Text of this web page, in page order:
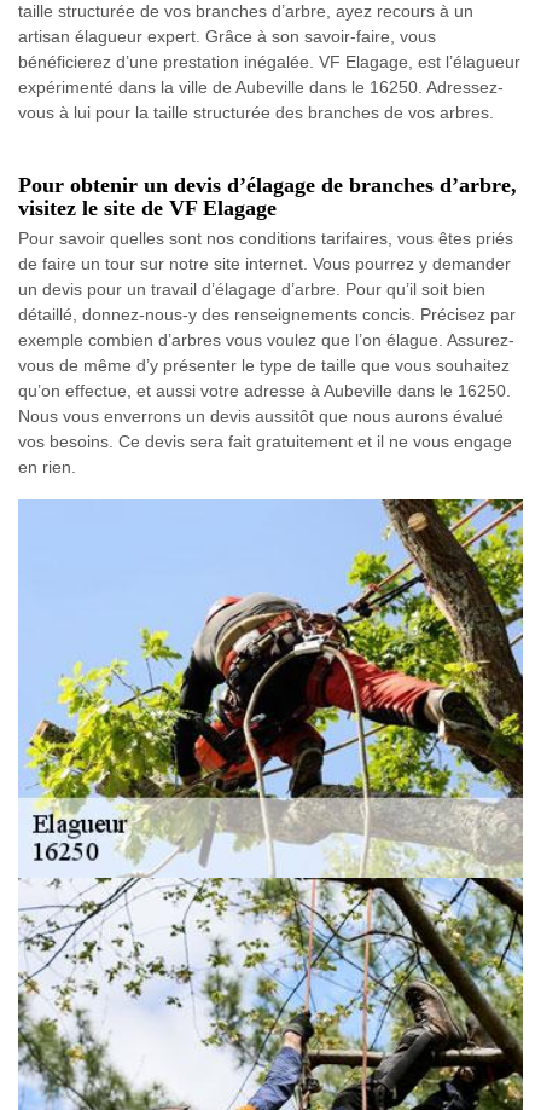
taille structurée de vos branches d’arbre, ayez recours à un
artisan élagueur expert. Grâce à son savoir-faire, vous
bénéficierez d’une prestation inégalée. VF Elagage, est l’élagueur
expérimenté dans la ville de Aubeville dans le 16250. Adressez-
vous à lui pour la taille structurée des branches de vos arbres.
Pour obtenir un devis d’élagage de branches d’arbre,
visitez le site de VF Elagage
Pour savoir quelles sont nos conditions tarifaires, vous êtes priés
de faire un tour sur notre site internet. Vous pourrez y demander
un devis pour un travail d’élagage d’arbre. Pour qu’il soit bien
détaillé, donnez-nous-y des renseignements concis. Précisez par
exemple combien d’arbres vous voulez que l’on élague. Assurez-
vous de même d’y présenter le type de taille que vous souhaitez
qu’on effectue, et aussi votre adresse à Aubeville dans le 16250.
Nous vous enverrons un devis aussitôt que nous aurons évalué
vos besoins. Ce devis sera fait gratuitement et il ne vous engage
en rien.